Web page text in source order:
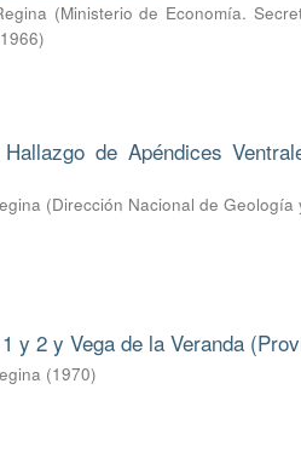
(Ministerio de Economía.
1966)
de Apéndices
(Dirección Nacional de
y 2 y Vega de la Veranda
(1970)